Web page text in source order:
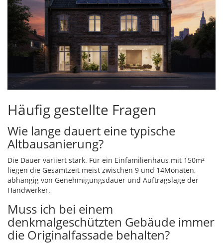
Häufig gestellte Fragen
Wie lange dauert eine typische
Altbausanierung?
Die Dauer variiert stark. Für ein Einfamilienhaus mit 150m²
liegen die Gesamtzeit meist zwischen 9 und 14Monaten,
abhängig von Genehmigungsdauer und Auftragslage der
Handwerker.
Muss ich bei einem
denkmalgeschützten Gebäude immer
die Originalfassade behalten?